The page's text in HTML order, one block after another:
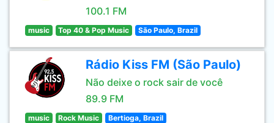
100.1 FM
music Top 40 & Pop Music São Paulo, Brazil
Rádio Kiss FM (São Paulo)
Não deixe o rock sair de você
89.9 FM
music Rock Music Bertioga, Brazil